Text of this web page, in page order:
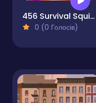
456 Survival Squid Challenge
0 (0 Голосів)